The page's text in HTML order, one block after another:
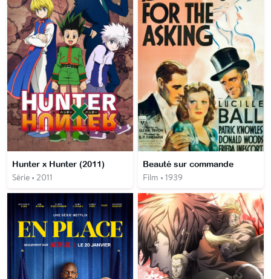
Hunter x Hunter (2011)
Série • 2011
Beauté sur commande
Film • 1939